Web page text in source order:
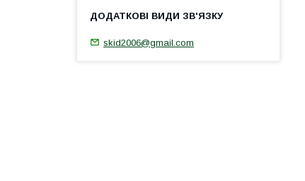
skid2006@gmail.com